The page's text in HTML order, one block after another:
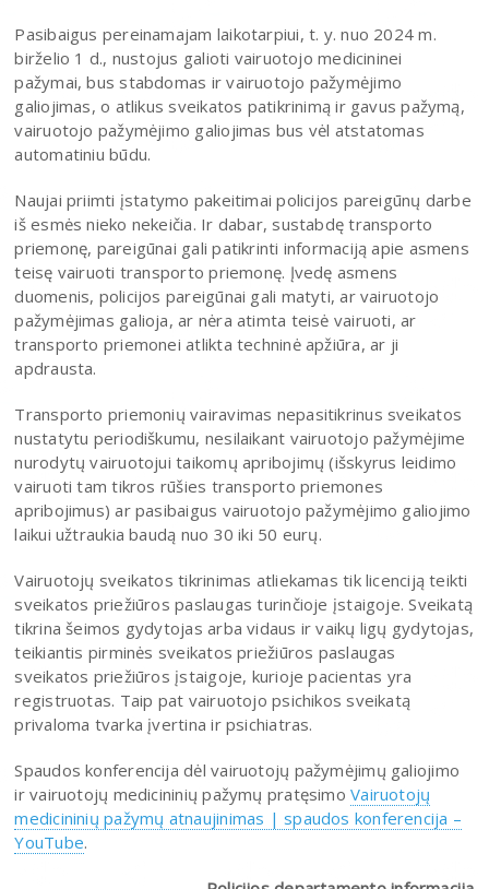
Pasibaigus pereinamajam laikotarpiui, t. y. nuo 2024 m.
birželio 1 d., nustojus galioti vairuotojo medicininei
pažymai, bus stabdomas ir vairuotojo pažymėjimo
galiojimas, o atlikus sveikatos patikrinimą ir gavus pažymą,
vairuotojo pažymėjimo galiojimas bus vėl atstatomas
automatiniu būdu.
Naujai priimti įstatymo pakeitimai policijos pareigūnų darbe
iš esmės nieko nekeičia. Ir dabar, sustabdę transporto
priemonę, pareigūnai gali patikrinti informaciją apie asmens
teisę vairuoti transporto priemonę. Įvedę asmens
duomenis, policijos pareigūnai gali matyti, ar vairuotojo
pažymėjimas galioja, ar nėra atimta teisė vairuoti, ar
transporto priemonei atlikta techninė apžiūra, ar ji
apdrausta.
Transporto priemonių vairavimas nepasitikrinus sveikatos
nustatytu periodiškumu, nesilaikant vairuotojo pažymėjime
nurodytų vairuotojui taikomų apribojimų (išskyrus leidimo
vairuoti tam tikros rūšies transporto priemones
apribojimus) ar pasibaigus vairuotojo pažymėjimo galiojimo
laikui užtraukia baudą nuo 30 iki 50 eurų.
Vairuotojų sveikatos tikrinimas atliekamas tik licenciją teikti
sveikatos priežiūros paslaugas turinčioje įstaigoje. Sveikatą
tikrina šeimos gydytojas arba vidaus ir vaikų ligų gydytojas,
teikiantis pirminės sveikatos priežiūros paslaugas
sveikatos priežiūros įstaigoje, kurioje pacientas yra
registruotas. Taip pat vairuotojo psichikos sveikatą
privaloma tvarka įvertina ir psichiatras.
Spaudos konferencija dėl vairuotojų pažymėjimų galiojimo
ir vairuotojų medicininių pažymų pratęsimoVairuotojų
medicininių pažymų atnaujinimas | spaudos konferencija –
YouTube.